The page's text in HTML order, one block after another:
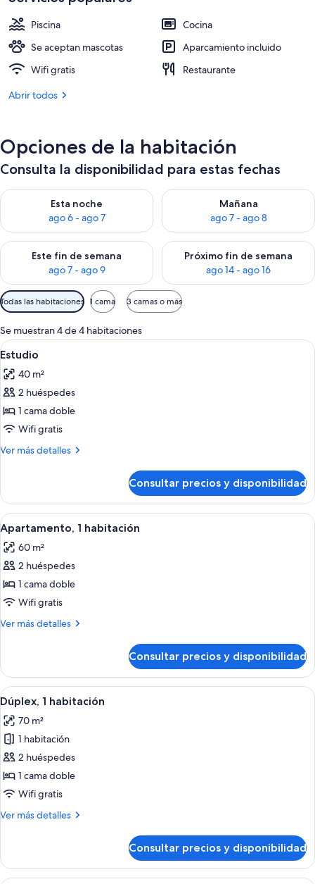
Una piscina al aire libre de temporada
Piscina
Cocina
Se aceptan mascotas
Aparcamiento incluido
Wifi gratis
Restaurante
Abrir todos
Opciones de la habitación
Consulta la disponibilidad para estas fechas
Esta noche
ago 6 - ago 7
Consulta la disponibilidad para esta noche, ago 6 - ago 7
Mañana
ago 7 - ago 8
Consulta la disponibilidad
Este fin de semana
ago 7 - ago 9
Consulta la disponibilidad para este fin de semana, ago 7 -
Próximo fin de semana
ago 14 - ago 16
Consulta la disponibilidad
Filtros
disponibles
para
las
habitaciones
Todas las habitaciones 1 cama 3 camas o más
Se muestran 4 de 4 habitaciones
Abrir
todas
las
fotos
de
Estudio
Una habitación con una cama
13
Estudio
40 m²
2 huéspedes
1 cama doble
Wifi gratis
Ver más detalles
Más
Consultar precios y disponibilidad
Abrir
todas
las
fotos
de
Apartamento,
1
Un dormitorio con cama, vigas de
10
Apartamento, 1 habitación
60 m²
2 huéspedes
1 cama doble
Wifi gratis
Ver más detalles
Más
1
habitación
Consultar precios y disponibilidad
Abrir
todas
las
fotos
de
Dúplex,
1
Una cocina amplia con vigas de
5
Dúplex, 1 habitación
70 m²
1 habitación
2 huéspedes
1 cama doble
Wifi gratis
Ver más detalles
Más
1
habitación
Consultar precios y disponibilidad